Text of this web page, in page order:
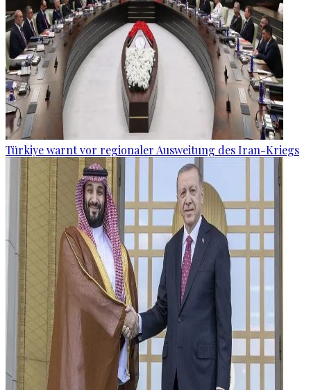
Türkiye warnt vor regionaler Ausweitung des Iran-Kriegs